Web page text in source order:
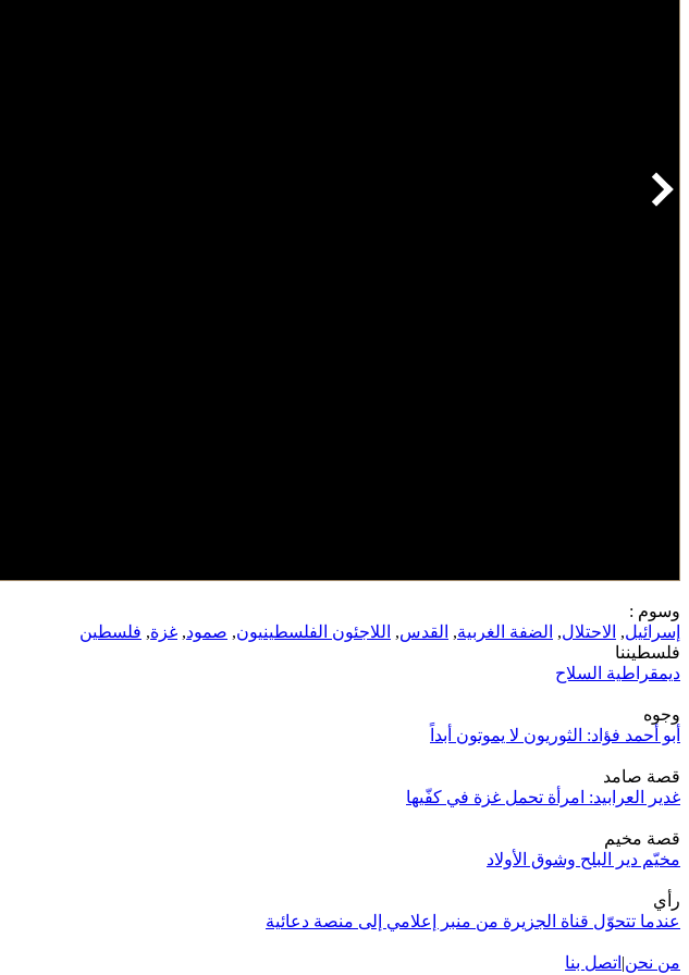
وسوم :
إسرائيل, الاحتلال, الضفة الغربية, القدس, اللاجئون الفلسطينيون, صمود, غزة, فلسطين
فلسطيننا
ديمقراطية السلاح
وجوه
أبو أحمد فؤاد: الثوريون لا يموتون أبداً
قصة صامد
غدير العرابيد: امرأة تحمل غزة في كفّيها
قصة مخيم
مخيّم دير البلح وشوق الأولاد
رأي
عندما تتحوّل قناة الجزيرة من منبر إعلامي إلى منصة دعائية
من نحن| اتصل بنا